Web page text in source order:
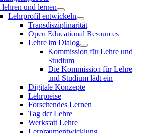
lehren und lernen
Lehrprofil entwickeln
Transdisziplinarität
Open Educational Resources
Lehre im Dialog
Kommission für Lehre und
Studium
Die Kommission für Lehre
und Studium lädt ein
Digitale Konzepte
Lehrpreise
Forschendes Lernen
Tag der Lehre
Werkstatt Lehre
Lernraumentwicklung